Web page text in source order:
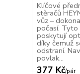
Klíčové
stěračů
vůz –
počasí. Tyto
poskytují
díky čemuž
odstraní.
povlak...
377 Kč/pár